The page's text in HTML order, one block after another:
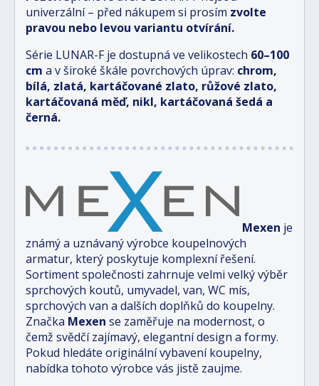
univerzální – před nákupem si prosím zvolte
pravou nebo levou variantu otvírání.
Série LUNAR-F je dostupná ve velikostech 60–100
cm a v široké škále povrchových úprav: chrom,
bílá, zlatá, kartáčované zlato, růžové zlato,
kartáčovaná měď, nikl, kartáčovaná šedá a
černá.
Mexen je
známý a uznávaný výrobce koupelnových
armatur, který poskytuje komplexní řešení.
Sortiment společnosti zahrnuje velmi velký výběr
sprchových koutů, umyvadel, van, WC mís,
sprchových van a dalších doplňků do koupelny.
Značka Mexen se zaměřuje na modernost, o
čemž svědčí zajímavý, elegantní design a formy.
Pokud hledáte originální vybavení koupelny,
nabídka tohoto výrobce vás jistě zaujme.